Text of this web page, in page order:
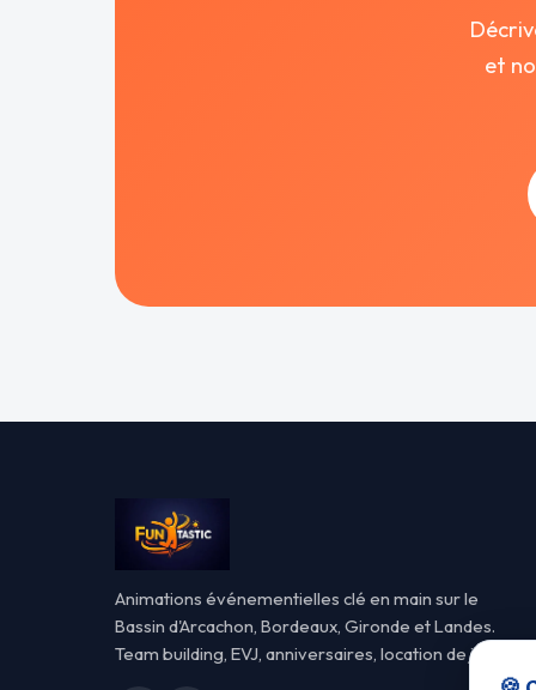
et
Animations événementielles clé en main sur le
Bassin d'Arcachon, Bordeaux, Gironde et Landes.
Team building, EVJ, anniversaires, location de jeux.